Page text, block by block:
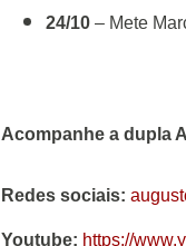
24/10 – Mete
Acompanhe a dupla
Redes sociais:
Youtube: https://